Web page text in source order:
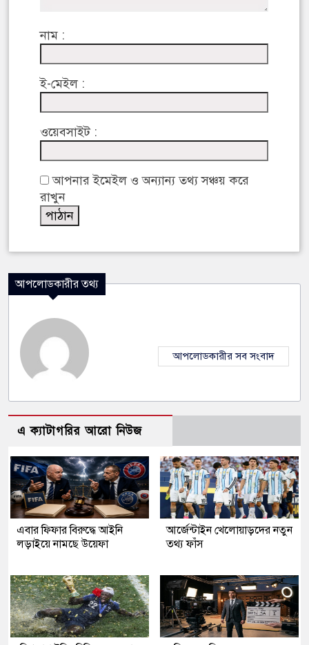
নাম :
ই-মেইল :
ওয়েবসাইট :
আপনার ইমেইল ও অন্যান্য তথ্য সঞ্চয় করে
রাখুন
আপলোডকারীর তথ্য
আপলোডকারীর সব সংবাদ
এ ক্যাটাগরির আরো নিউজ
এবার ফিফার বিরুদ্ধে আইনি
লড়াইয়ে নামছে উয়েফা
আর্জেন্টাইন খেলোয়াড়দের নতুন
তথ্য ফাঁস